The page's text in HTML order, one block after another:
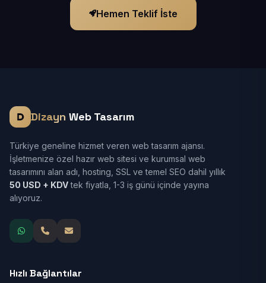
Hemen Teklif İste
Dizayn Web Tasarım
Türkiye geneline hizmet veren web tasarım ajansı.
İşletmenize özel hazır web sitesi ve kurumsal web
tasarımını alan adı, hosting, SSL ve temel SEO dahil yıllık
50 USD + KDVtek fiyatla, 1-3 iş günü içinde yayına
alıyoruz.
Hızlı Bağlantılar